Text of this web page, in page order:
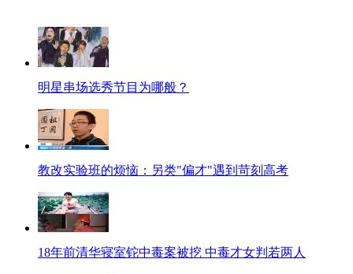
明星串场选秀节目为哪般？
教改实验班的烦恼：另类"偏才"遇到苛刻高考
18年前清华寝室铊中毒案被挖 中毒才女判若两人